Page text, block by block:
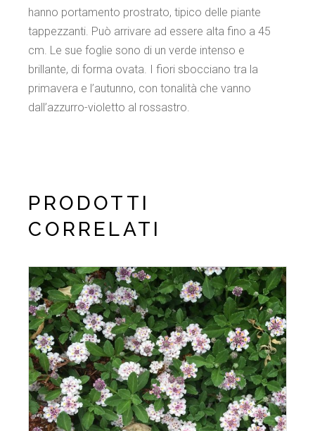
hanno portamento prostrato, tipico delle piante
tappezzanti. Può arrivare ad essere alta fino a 45
cm. Le sue foglie sono di un verde intenso e
brillante, di forma ovata. I fiori sbocciano tra la
primavera e l’autunno, con tonalità che vanno
dall’azzurro-violetto al rossastro.
PRODOTTI
CORRELATI